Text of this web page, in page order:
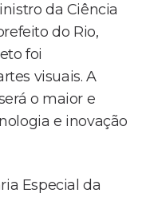
da Ciência
do Rio,
foi
visuais. A
o maior e
e inovação
Especial da